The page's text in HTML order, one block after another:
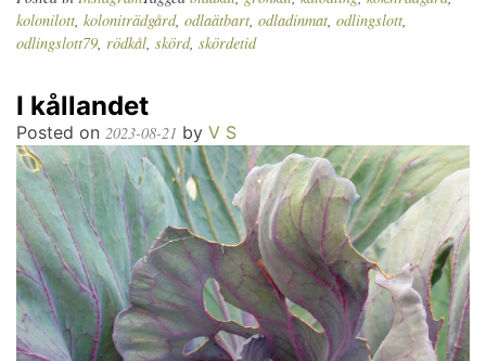
kolonilott, koloniträdgård, odlaätbart, odladinmat, odlingslott,
odlingslott79, rödkål, skörd, skördetid
I kållandet
Posted on 2023-08-21 by V S